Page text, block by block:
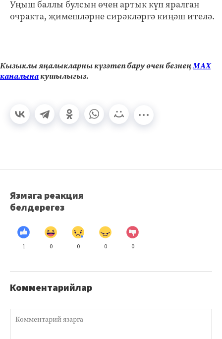
Уңыш баллы булсын өчен артык күп яралган
очракта, җимешләрне сирәкләргә киңәш ителә.
Кызыклы яңалыкларны күзәтеп бару өчен безнеңМАХ
каналынакушылыгыз.
Язмага реакция
белдерегез
1 0 0 0 0
Комментарийлар